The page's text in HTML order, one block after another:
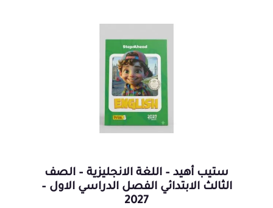
ستيب أهيد – اللغة الانجليزية – الصف
الثالث الابتدائي الفصل الدراسي الاول –
2027